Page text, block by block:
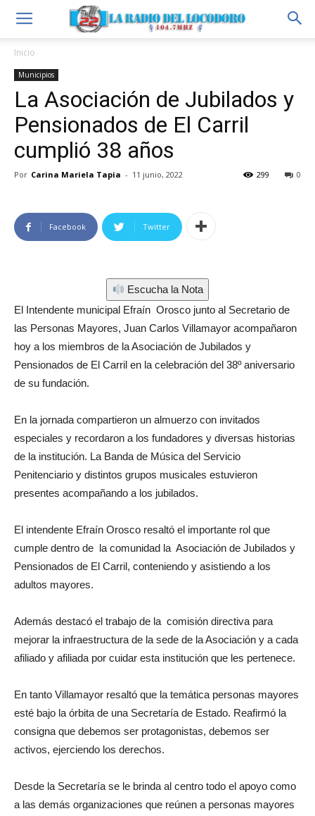
Inicio
Municipios
La Asociación de Jubilados y
Pensionados de El Carril
cumplió 38 años
Por Carina Mariela Tapia - 11 junio, 2022 0
299
Facebook Twitter
Escucha la Nota
El Intendente municipal Efraín Orosco junto al Secretario de
las Personas Mayores, Juan Carlos Villamayor acompañaron
hoy a los miembros de la Asociación de Jubilados y
Pensionados de El Carril en la celebración del 38º aniversario
de su fundación.
En la jornada compartieron un almuerzo con invitados
especiales y recordaron a los fundadores y diversas historias
de la institución. La Banda de Música del Servicio
Penitenciario y distintos grupos musicales estuvieron
presentes acompañando a los jubilados.
El intendente Efraín Orosco resaltó el importante rol que
cumple dentro de la comunidad la Asociación de Jubilados y
Pensionados de El Carril, conteniendo y asistiendo a los
adultos mayores.
Además destacó el trabajo de la comisión directiva para
mejorar la infraestructura de la sede de la Asociación y a cada
afiliado y afiliada por cuidar esta institución que les pertenece.
En tanto Villamayor resaltó que la temática personas mayores
esté bajo la órbita de una Secretaría de Estado. Reafirmó la
consigna que debemos ser protagonistas, debemos ser
activos, ejerciendo los derechos.
Desde la Secretaría se le brinda al centro todo el apoyo como
a las demás organizaciones que reúnen a personas mayores